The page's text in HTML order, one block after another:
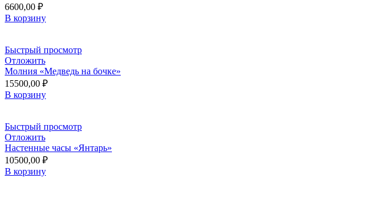
6600,00 ₽
В корзину
Быстрый просмотр
Отложить
Молния «Медведь на бочке»
15500,00 ₽
В корзину
Быстрый просмотр
Отложить
Настенные часы «Янтарь»
10500,00 ₽
В корзину